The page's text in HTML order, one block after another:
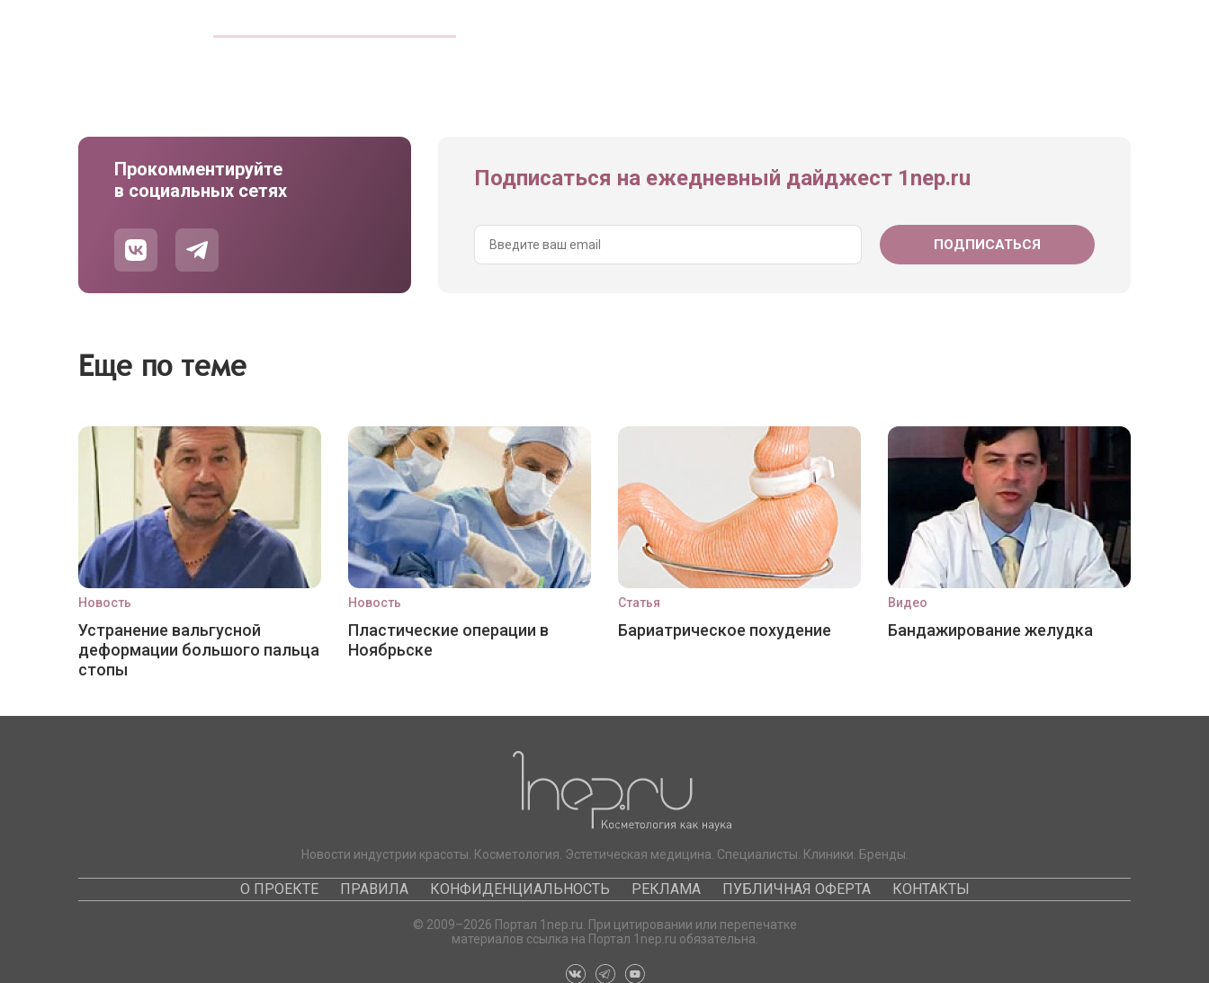
Прокомментируйте
в социальных сетях
Подписаться на ежедневный дайджест 1nep.ru
Еще по теме
Новость
Устранение вальгусной
деформации большого пальца
стопы
Новость
Пластические операции в
Ноябрьске
Статья
Бариатрическое похудение
Видео
Бандажирование желудка
Новости индустрии красоты. Косметология. Эстетическая медицина. Специалисты. Клиники. Бренды.
О ПРОЕКТЕ ПРАВИЛА КОНФИДЕНЦИАЛЬНОСТЬ РЕКЛАМА ПУБЛИЧНАЯ ОФЕРТА КОНТАКТЫ
© 2009–2026 Портал 1nep.ru. При цитировании или перепечатке
материалов ссылка на Портал 1nep.ru обязательна.